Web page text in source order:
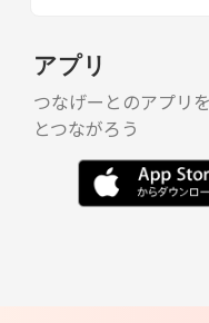
アプリ
つなげーとのアプリ
とつながろう